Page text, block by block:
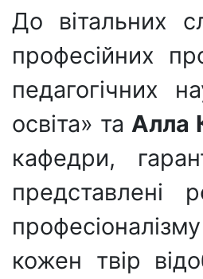
До вітальних
професійних
педагогічних
освіта» та Алла
кафедри,
представлені
кожен твір